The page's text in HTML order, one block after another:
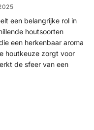
een belangrijke rol in
houtsoorten
een herkenbaar aroma
houtkeuze zorgt voor
de sfeer van een